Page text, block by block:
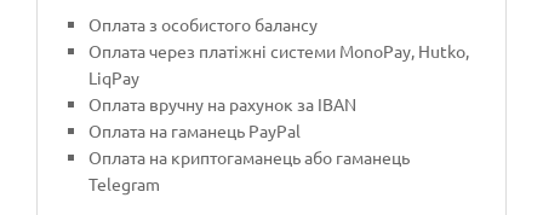
Оплата з особистого балансу
Оплата через платіжні системи MonoPay, Hutko,
LiqPay
Оплата вручну на рахунок за IBAN
Оплата на гаманець PayPal
Оплата на криптогаманець або гаманець
Telegram